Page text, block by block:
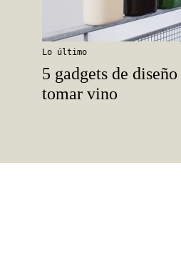
Lo último
5 gadgets de
tomar vino